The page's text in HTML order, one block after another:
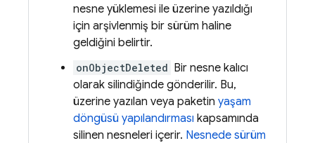
nesne yüklemesi ile üzerine yazıldığı
için arşivlenmiş bir sürüm haline
geldiğini belirtir.
onObjectDeleted Bir nesne kalıcı
olarak silindiğinde gönderilir. Bu,
üzerine yazılan veya paketin yaşam
döngüsü yapılandırması kapsamında
silinen nesneleri içerir. Nesnede sürüm